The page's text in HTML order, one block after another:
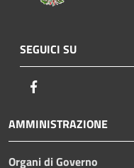
SEGUICI SU
AMMINISTRAZIONE
Organi di Governo